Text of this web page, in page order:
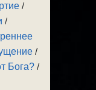
/
/
/
Бога? /